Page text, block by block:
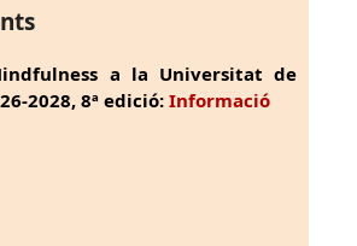
a la Universitat de
2028, 8ª edició:Informació